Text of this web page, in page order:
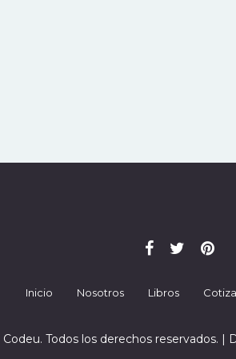
Inicio Nosotros Libros
Todos los derechos reservados. |